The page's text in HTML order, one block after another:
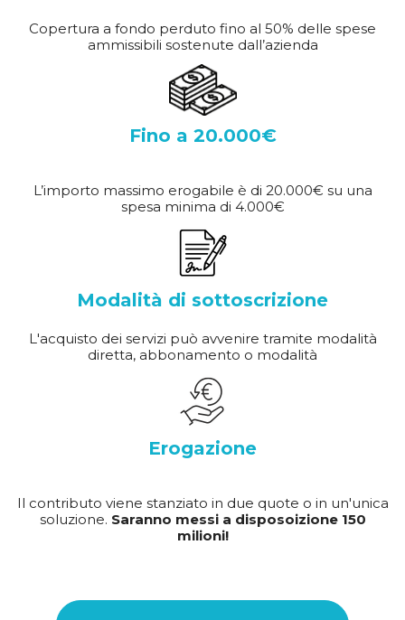
Copertura a fondo perduto fino al 50% delle spese
ammissibili sostenute dall’azienda
Fino a 20.000€
L’importo massimo erogabile è di 20.000€ su una
spesa minima di 4.000€
Modalità di sottoscrizione
L'acquisto dei servizi può avvenire tramite modalità
diretta, abbonamento o modalità
Erogazione
Il contributo viene stanziato in due quote o in un'unica
soluzione. Saranno messi a disposoizione 150
milioni!